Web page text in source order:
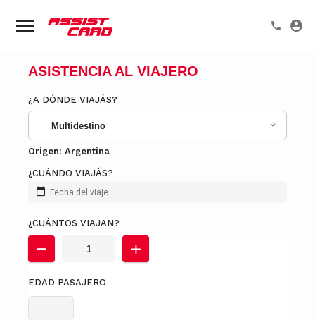
ASISTENCIA AL VIAJERO
¿A DÓNDE VIAJÁS?
Multidestino
Origen: Argentina
¿CUÁNDO VIAJÁS?
Fecha del viaje
¿CUÁNTOS VIAJAN?
EDAD PASAJERO